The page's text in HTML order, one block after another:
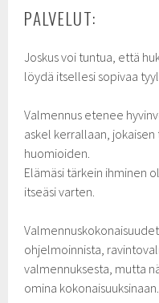
PALVELUT:
Joskus voi tuntua, että
löydä itsellesi sopivaa
Valmennus etenee
askel kerrallaan,
huomioiden.
Elämäsi tärkein ihminen
itseäsi varten.
ohjelmoinnista,
valmennuksesta, mutta
omina kokonaisuuksinaan.